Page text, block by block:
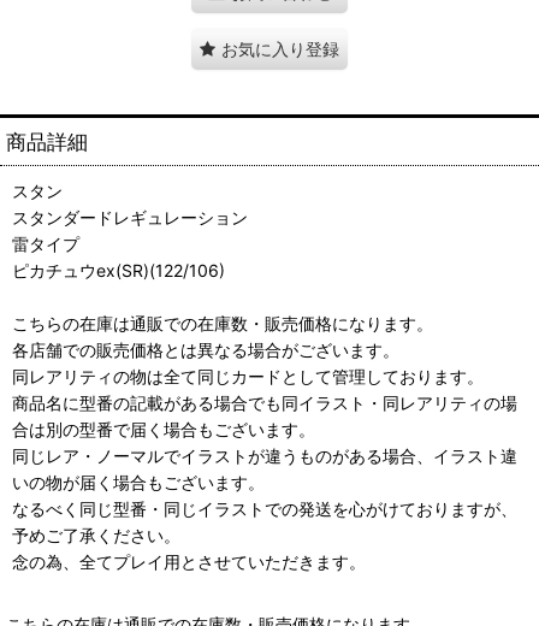
お気に入り登録
商品詳細
スタン
スタンダードレギュレーション
雷タイプ
ピカチュウex(SR)(122/106)
こちらの在庫は通販での在庫数・販売価格になります。
各店舗での販売価格とは異なる場合がございます。
同レアリティの物は全て同じカードとして管理しております。
商品名に型番の記載がある場合でも同イラスト・同レアリティの場
合は別の型番で届く場合もございます。
同じレア・ノーマルでイラストが違うものがある場合、イラスト違
いの物が届く場合もございます。
なるべく同じ型番・同じイラストでの発送を心がけておりますが、
予めご了承ください。
念の為、全てプレイ用とさせていただきます。